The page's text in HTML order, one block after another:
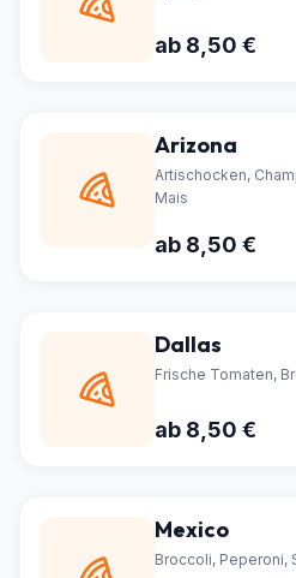
ab 8,50 €
Arizona
Artischocken,
Mais
ab 8,50 €
Dallas
Frische Tomaten,
ab 8,50 €
Mexico
Broccoli, Peperoni,